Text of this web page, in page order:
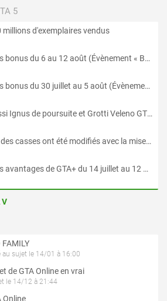
5
millions d'exemplaires vendus
GTA Online : Détails des bonus du 6 au 12 août (Évènement « Braquages de l'été » - Suite et fin)
GTA Online : Détails des bonus du 30 juillet au 5 août (Évènement « Braquages d'été »)
GTA Online : Les Pegassi Ignus de poursuite et Grotti Veleno GT sont maintenant disponibles
GTA Online : Les gains des casses ont été modifiés avec la mise à jour « Le Braquage du Kortz Center »
GTA Online : Détails des avantages de GTA+ du 14 juillet au 12 août
V
FAMILY
au sujet le 14/01 à 16:00
de GTA Online en vrai
le 14/12 à 21:44
Online